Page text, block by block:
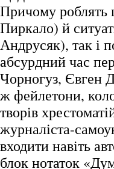
Причому роблять
Пиркало) й
Андрусяк), так і
абсурдний час
Чорногуз, Євген
ж фейлетони,
творів
журналіста-
входити навіть
блок нотаток